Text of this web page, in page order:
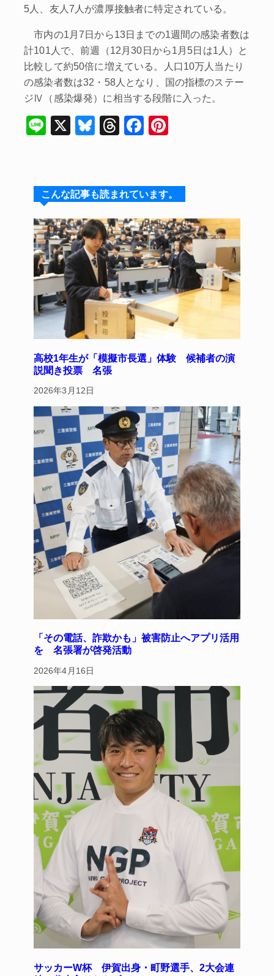
5人、友人7人が濃厚接触者に特定されている。
市内の1月7日から13日までの1週間の感染者数は
計101人で、前週（12月30日から1月5日は1人）と
比較して約50倍に増えている。人口10万人当たり
の感染者数は32・58人となり、国の指標のステー
ジⅣ（感染爆発）に相当する段階に入った。
Li
X
Bl
s
k
y
T
a
d
s
F
e
b
o
o
k
e
st
こんな記事も読まれています。
高校1年生が「模擬市長選」体験 候補者の演
説聞き投票 名張
2026年3月12日
「その電話、詐欺かも」被害防止へアプリ活用
を 名張署が啓発活動
2026年4月16日
サッカーW杯 伊賀出身・町野選手、2大会連